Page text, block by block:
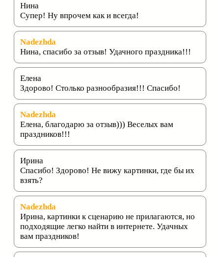
Нина
Супер! Ну впрочем как и всегда!
Nadezhda
Нина, спасибо за отзыв! Удачного праздника!!!
Елена
Здорово! Столько разнообразия!!! Спасибо!
Nadezhda
Елена, благодарю за отзыв))) Веселых вам
праздников!!!
Ирина
Спасибо! Здорово! Не вижу картинки, где бы их
взять?
Nadezhda
Ирина, картинки к сценарию не прилагаются, но
подходящие легко найти в интернете. Удачных
вам праздников!